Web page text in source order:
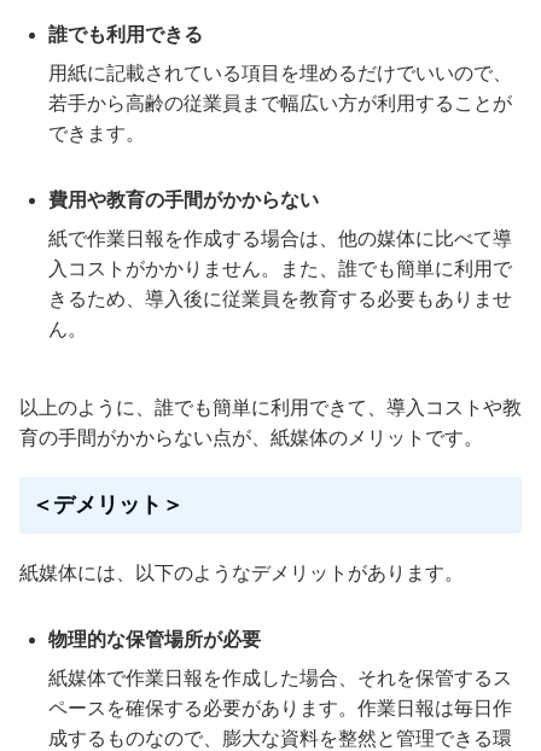
誰でも利用できる
用紙に記載されている項目を埋めるだけでいいので、
若手から高齢の従業員まで幅広い方が利用することが
できます。
費用や教育の手間がかからない
紙で作業日報を作成する場合は、他の媒体に比べて導
入コストがかかりません。また、誰でも簡単に利用で
きるため、導入後に従業員を教育する必要もありませ
ん。
以上のように、誰でも簡単に利用できて、導入コストや教
育の手間がかからない点が、紙媒体のメリットです。
＜デメリット＞
紙媒体には、以下のようなデメリットがあります。
物理的な保管場所が必要
紙媒体で作業日報を作成した場合、それを保管するス
ペースを確保する必要があります。作業日報は毎日作
成するものなので、膨大な資料を整然と管理できる環